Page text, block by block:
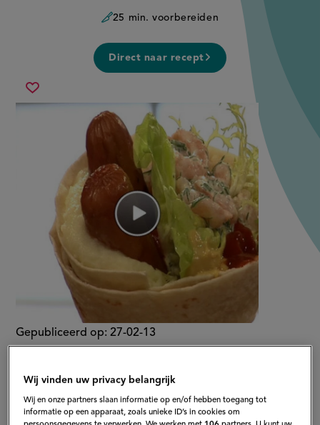
25 min. voorbereiden
Direct naar recept
Sla
tunbrodsrulle
Gepubliceerd op: 27-02-13
Wij vinden uw privacy belangrijk
Wij en onze partners slaan informatie op en/of hebben toegang tot
informatie op een apparaat, zoals unieke ID’s in cookies om